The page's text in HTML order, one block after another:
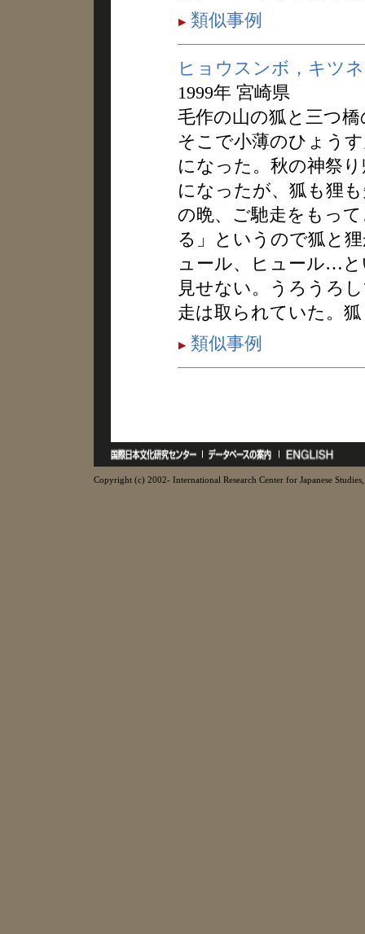
類似事例
ヒョウスンボ，キツ
1999年 宮崎県
毛作の山の狐と三つ
そこで小薄のひょう
になった。秋の神祭
になったが、狐も狸
の晩、ご馳走をもっ
る」というので狐と
ュール、ヒュール…
見せない。うろうろ
走は取られていた。
類似事例
Copyright (c) 2002- International Research Center for Japanese